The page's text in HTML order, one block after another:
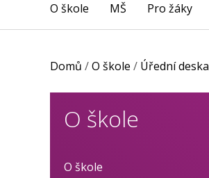
O škole MŠ Pro žáky
Domů /O škole / Úřední deska
O škole
O škole